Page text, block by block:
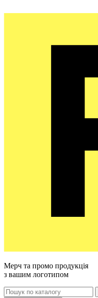
Мерч та промо продукція
з вашим логотипом